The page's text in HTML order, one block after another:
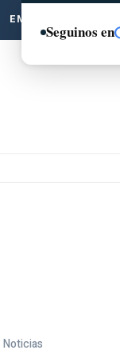
EMPRENDE VERDE
Noticias
Seguinos en